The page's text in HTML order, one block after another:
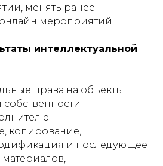
менять ранее
мероприятий
интеллектуальной
права на объекты
собственности
копирование,
и последующее